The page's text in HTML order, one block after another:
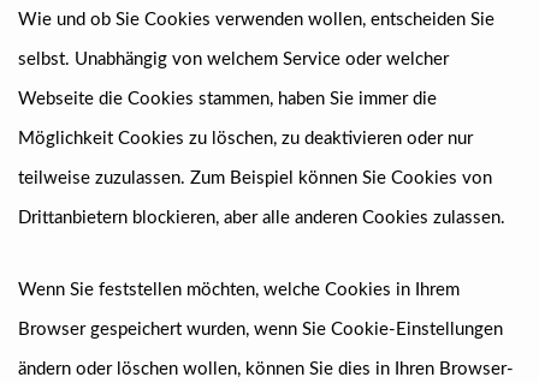
Wie und ob Sie Cookies verwenden wollen, entscheiden Sie
selbst. Unabhängig von welchem Service oder welcher
Webseite die Cookies stammen, haben Sie immer die
Möglichkeit Cookies zu löschen, zu deaktivieren oder nur
teilweise zuzulassen. Zum Beispiel können Sie Cookies von
Drittanbietern blockieren, aber alle anderen Cookies zulassen.
Wenn Sie feststellen möchten, welche Cookies in Ihrem
Browser gespeichert wurden, wenn Sie Cookie-Einstellungen
ändern oder löschen wollen, können Sie dies in Ihren Browser-